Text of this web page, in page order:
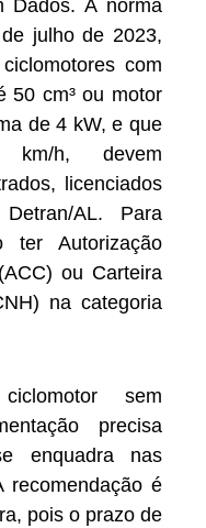
Dados. A norma
julho de 2023,
com
50 cm³ ou motor
de 4 kW, e que
h, devem
licenciados
AL. Para
ter Autorização
ou Carteira
na categoria
sem
precisa
enquadra nas
recomendação é
pois o prazo de